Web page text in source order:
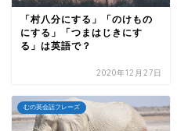
「村八分にする」「のけもの
にする」「つまはじきにす
る」は英語で？
2020年12月27日
むの英会話フレーズ